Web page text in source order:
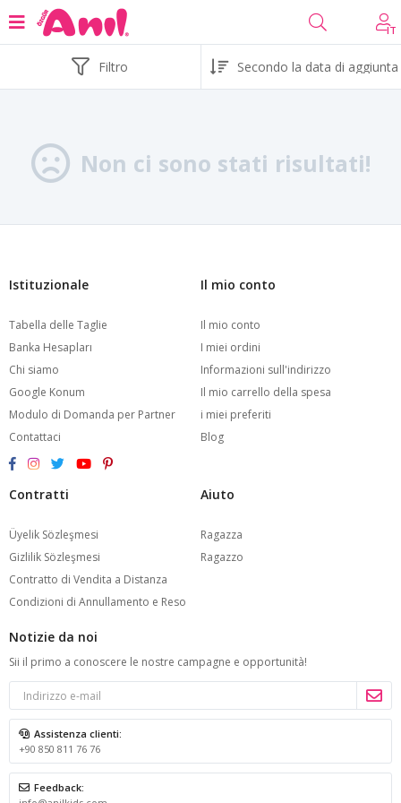
IT
Filtro
Non ci sono stati risultati!
Istituzionale
Tabella delle Taglie
Banka Hesapları
Chi siamo
Google Konum
Modulo di Domanda per Partner
Contattaci
Il mio conto
Il mio conto
I miei ordini
Informazioni sull'indirizzo
Il mio carrello della spesa
i miei preferiti
Blog
Contratti
Üyelik Sözleşmesi
Gizlilik Sözleşmesi
Contratto di Vendita a Distanza
Condizioni di Annullamento e Reso
Aiuto
Ragazza
Ragazzo
Notizie da noi
Sii il primo a conoscere le nostre campagne e opportunità!
Assistenza clienti:
+90 850 811 76 76
Feedback: